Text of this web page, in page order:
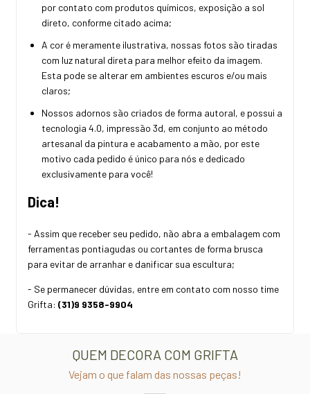
por contato com produtos químicos, exposição a sol
direto, conforme citado acima;
A cor é meramente ilustrativa, nossas fotos são tiradas
com luz natural direta para melhor efeito da imagem.
Esta pode se alterar em ambientes escuros e/ou mais
claros;
Nossos adornos são criados de forma autoral, e possui a
tecnologia 4.0, impressão 3d, em conjunto ao método
artesanal da pintura e acabamento a mão, por este
motivo cada pedido é único para nós e dedicado
exclusivamente para você!
Dica!
- Assim que receber seu pedido, não abra a embalagem com
ferramentas pontiagudas ou cortantes de forma brusca
para evitar de arranhar e danificar sua escultura;
- Se permanecer dúvidas, entre em contato com nosso time
Grifta: (31)9 9358-9904
QUEM DECORA COM GRIFTA
Vejam o que falam das nossas peças!